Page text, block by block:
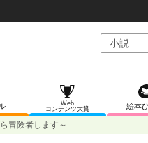
Web
コンテンツ大賞
絵本
冒険者します～